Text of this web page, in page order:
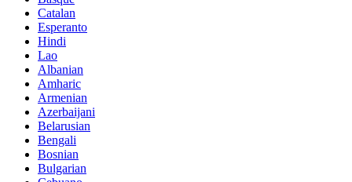
Catalan
Esperanto
Hindi
Lao
Albanian
Amharic
Armenian
Azerbaijani
Belarusian
Bengali
Bosnian
Bulgarian